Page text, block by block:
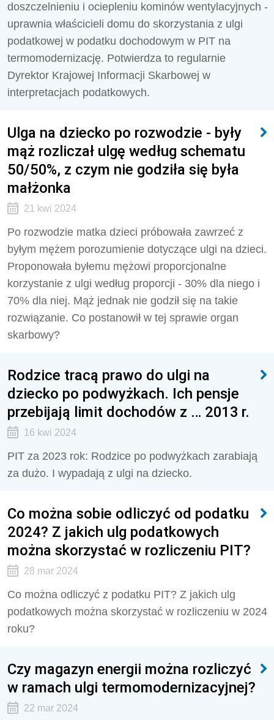
doszczelnieniu i ociepleniu kominów wentylacyjnych -
uprawnia właścicieli domu do skorzystania z ulgi
podatkowej w podatku dochodowym w PIT na
termomodernizację. Potwierdza to regularnie
Dyrektor Krajowej Informacji Skarbowej w
interpretacjach podatkowych.
Ulga na dziecko po rozwodzie - były
mąż rozliczał ulgę według schematu
50/50%, z czym nie godziła się była
małżonka
21 kwi 2024
Po rozwodzie matka dzieci próbowała zawrzeć z
byłym mężem porozumienie dotyczące ulgi na dzieci.
Proponowała byłemu mężowi proporcjonalne
korzystanie z ulgi według proporcji - 30% dla niego i
70% dla niej. Mąż jednak nie godził się na takie
rozwiązanie. Co postanowił w tej sprawie organ
skarbowy?
Rodzice tracą prawo do ulgi na
dziecko po podwyżkach. Ich pensje
przebijają limit dochodów z … 2013 r.
16 kwi 2024
PIT za 2023 rok: Rodzice po podwyżkach zarabiają
za dużo. I wypadają z ulgi na dziecko.
Co można sobie odliczyć od podatku
2024? Z jakich ulg podatkowych
można skorzystać w rozliczeniu PIT?
28 mar 2024
Co można odliczyć z podatku PIT? Z jakich ulg
podatkowych można skorzystać w rozliczeniu w 2024
roku?
Czy magazyn energii można rozliczyć
w ramach ulgi termomodernizacyjnej?
22 mar 2024